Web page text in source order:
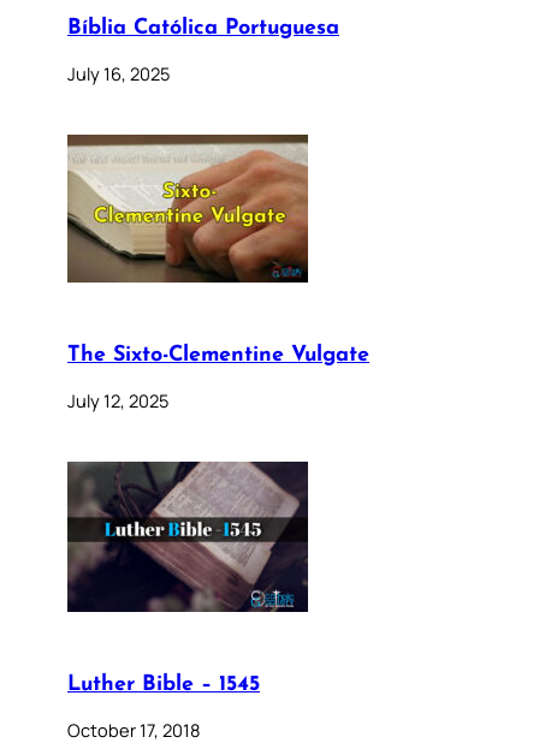
Bíblia Católica Portuguesa
July 16, 2025
The Sixto-Clementine Vulgate
July 12, 2025
Luther Bible – 1545
October 17, 2018